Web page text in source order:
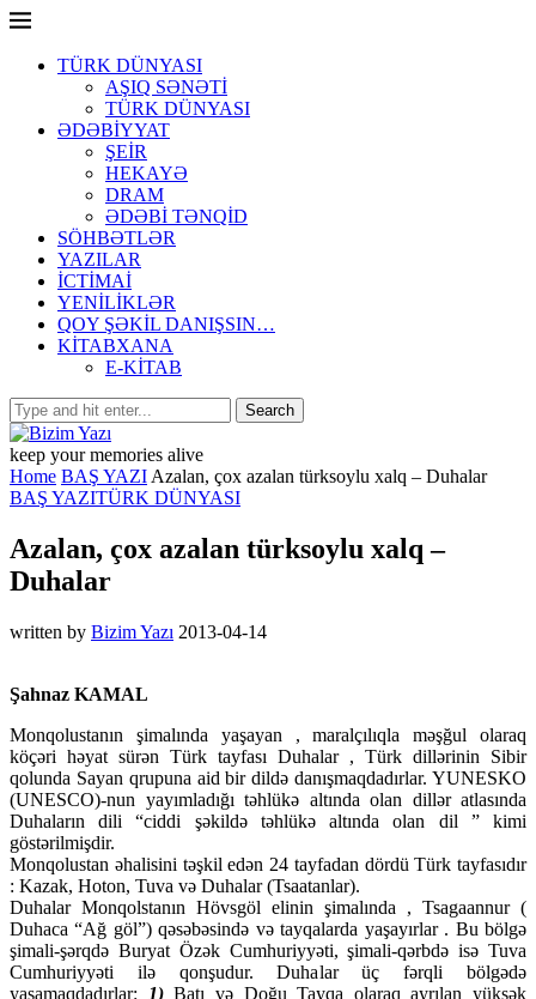
TÜRK DÜNYASI
AŞIQ SƏNƏTİ
TÜRK DÜNYASI
ƏDƏBİYYAT
ŞEİR
HEKAYƏ
DRAM
ƏDƏBİ TƏNQİD
SÖHBƏTLƏR
YAZILAR
İCTİMAİ
YENİLİKLƏR
QOY ŞƏKİL DANIŞSIN…
KİTABXANA
E-KİTAB
keep your memories alive
Home BAŞ YAZI Azalan, çox azalan türksoylu xalq – Duhalar
BAŞ YAZITÜRK DÜNYASI
Azalan, çox azalan türksoylu xalq –
Duhalar
written by Bizim Yazı 2013-04-14
Şahnaz KAMAL
Monqolustanın şimalında yaşayan , maralçılıqla məşğul olaraq
köçəri həyat sürən Türk tayfası Duhalar , Türk dillərinin Sibir
qolunda Sayan qrupuna aid bir dildə danışmaqdadırlar. YUNESKO
(UNESCO)-nun yayımladığı təhlükə altında olan dillər atlasında
Duhaların dili “ciddi şəkildə təhlükə altında olan dil ” kimi
göstərilmişdir.
Monqolustan əhalisini təşkil edən 24 tayfadan dördü Türk tayfasıdır
: Kazak, Hoton, Tuva və Duhalar (Tsaatanlar).
Duhalar Monqolstanın Hövsgöl elinin şimalında , Tsagaannur (
Duhaca “Ağ göl”) qəsəbəsində və tayqalarda yaşayırlar . Bu bölgə
şimali-şərqdə Buryat Özək Cumhuriyyəti, şimali-qərbdə isə Tuva
Cumhuriyyəti ilə qonşudur. Duhalar üç fərqli bölgədə
yaşamaqdadırlar:
1)Batı və Doğu Tayqa olaraq ayrılan yüksək